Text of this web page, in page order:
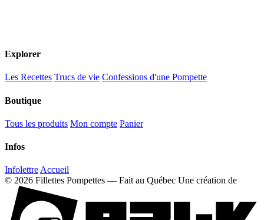
Explorer
Les Recettes Trucs de vie Confessions d'une Pompette
Boutique
Tous les produits Mon compte Panier
Infos
Infolettre Accueil
© 2026 Fillettes Pompettes — Fait au Québec Une création de